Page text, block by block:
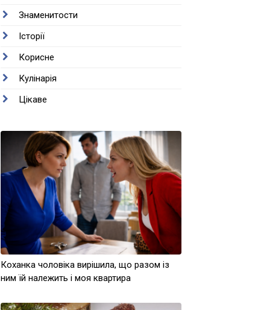
Знаменитости
Історії
Корисне
Кулінарія
Цікаве
Коханка чоловіка вирішила, що разом із
ним їй належить і моя квартира